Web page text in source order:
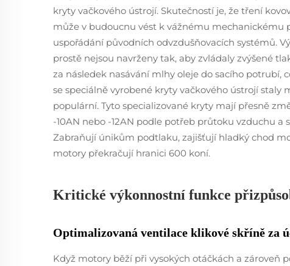
kryty vačkového ústrojí. Skutečností je, že tření
může v budoucnu vést k vážnému mechanickému
uspořádání původních odvzdušňovacích systémů.
prostě nejsou navrženy tak, aby zvládaly zvýšené
za následek nasávání mlhy oleje do sacího potrubí,
se speciálně vyrobené kryty vačkového ústrojí
populární. Tyto specializované kryty mají přesně
-10AN nebo -12AN podle potřeb průtoku vzduchu
Zabraňují únikům podtlaku, zajišťují hladký chod
motory překračují hranici 600 koní.
Kritické výkonnostní funkce
Optimalizovaná ventilace klikové skříně za
Když motory běží při vysokých otáčkách a zároveň